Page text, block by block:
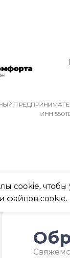
ИНН
cookie, чтобы
файлов cookie.